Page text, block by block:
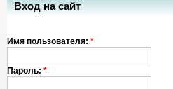
Вход на сайт
Имя пользователя: *
Пароль: *